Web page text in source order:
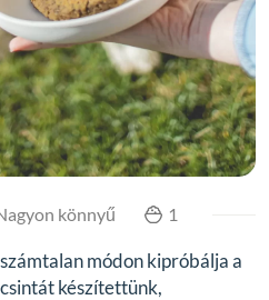
könnyű 1
módon kipróbálja a
készítettünk,